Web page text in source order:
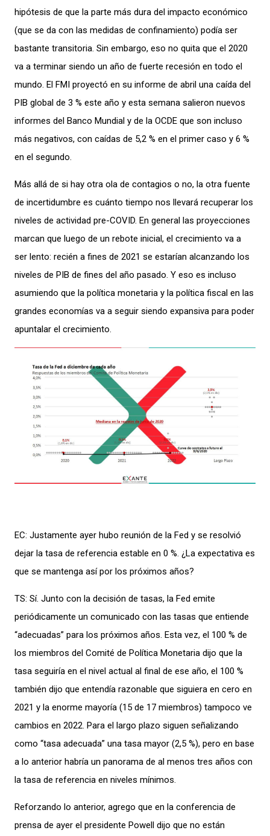
hipótesis de que la parte más dura del impacto económico
(que se da con las medidas de confinamiento) podía ser
bastante transitoria. Sin embargo, eso no quita que el 2020
va a terminar siendo un año de fuerte recesión en todo el
mundo. El FMI proyectó en su informe de abril una caída del
PIB global de 3 % este año y esta semana salieron nuevos
informes del Banco Mundial y de la OCDE que son incluso
más negativos, con caídas de 5,2 % en el primer caso y 6 %
en el segundo.
Más allá de si hay otra ola de contagios o no, la otra fuente
de incertidumbre es cuánto tiempo nos llevará recuperar los
niveles de actividad pre-COVID. En general las proyecciones
marcan que luego de un rebote inicial, el crecimiento va a
ser lento: recién a fines de 2021 se estarían alcanzando los
niveles de PIB de fines del año pasado. Y eso es incluso
asumiendo que la política monetaria y la política fiscal en las
grandes economías va a seguir siendo expansiva para poder
apuntalar el crecimiento.
EC: Justamente ayer hubo reunión de la Fed y se resolvió
dejar la tasa de referencia estable en 0 %. ¿La expectativa es
que se mantenga así por los próximos años?
TS: Sí. Junto con la decisión de tasas, la Fed emite
periódicamente un comunicado con las tasas que entiende
“adecuadas” para los próximos años. Esta vez, el 100 % de
los miembros del Comité de Política Monetaria dijo que la
tasa seguiría en el nivel actual al final de ese año, el 100 %
también dijo que entendía razonable que siguiera en cero en
2021 y la enorme mayoría (15 de 17 miembros) tampoco ve
cambios en 2022. Para el largo plazo siguen señalizando
como “tasa adecuada” una tasa mayor (2,5 %), pero en base
a lo anterior habría un panorama de al menos tres años con
la tasa de referencia en niveles mínimos.
Reforzando lo anterior, agrego que en la conferencia de
prensa de ayer el presidente Powell dijo que no están